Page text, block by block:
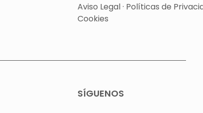
Aviso Legal· Políticas de
Cookies
SÍGUENOS